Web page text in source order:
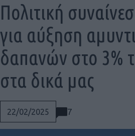
22/02/2025 7
Πολιτική
για αύξηση
δαπανών στο 3%
στα δικά μας